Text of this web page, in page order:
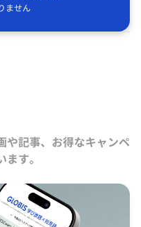
ません
や記事、お得なキャンペ
す。